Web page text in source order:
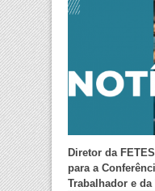
Diretor da
para a
Trabalhador e